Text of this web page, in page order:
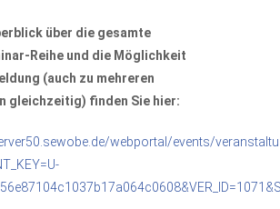
über die gesamte
Reihe und die Möglichkeit
(auch zu mehreren
gleichzeitig) finden Sie hier:
webportal/events/